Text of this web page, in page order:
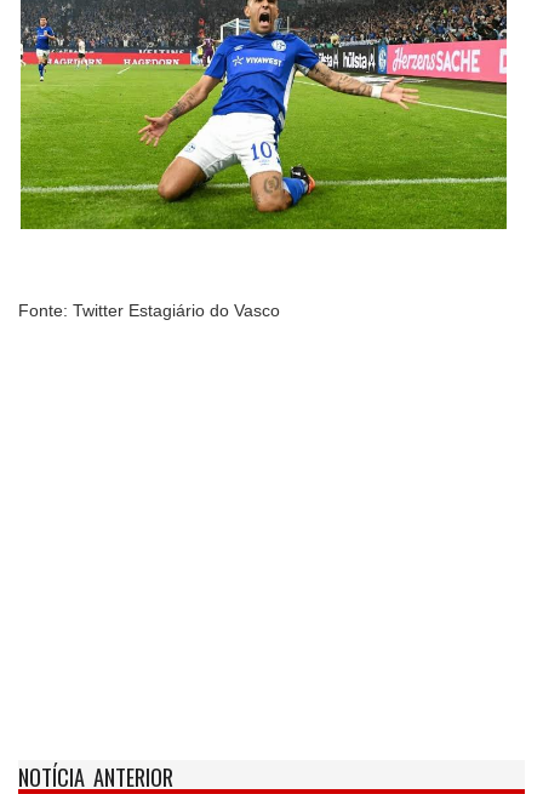
Fonte: Twitter Estagiário do Vasco
NOTÍCIA ANTERIOR